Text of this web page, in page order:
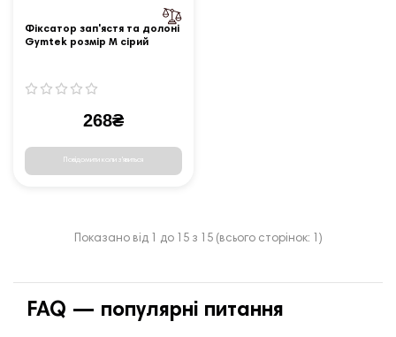
Фіксатор зап'ястя та долоні
Gymtek розмір М сірий
268₴
Повідомити коли з'явиться
Показано від 1 до 15 з 15 (всього сторінок: 1)
FAQ — популярні питання